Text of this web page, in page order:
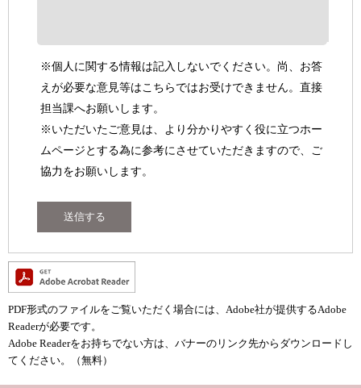
※個人に関する情報は記入しないでください。尚、お答
えが必要な意見等はこちらではお受けできません。直接
担当課へお願いします。
※いただいたご意見は、より分かりやすく役に立つホー
ムページとする為に参考にさせていただきますので、ご
協力をお願いします。
PDF形式のファイルをご覧いただく場合には、Adobe社が提供するAdobe
Readerが必要です。
Adobe Readerをお持ちでない方は、バナーのリンク先からダウンロードし
てください。（無料）